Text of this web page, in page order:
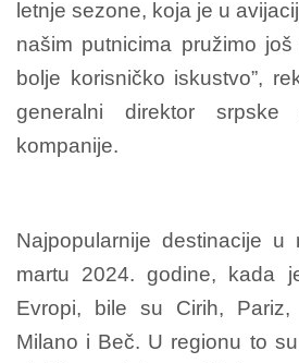
letnje sezone, koja je u
našim putnicima pružimo
bolje korisničko iskustvo”,
generalni direktor srpske
kompanije.
Najpopularnije destinacije
martu 2024. godine, kada
Evropi, bile su Cirih, Pariz,
Milano i Beč. U regionu to